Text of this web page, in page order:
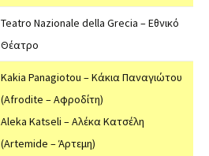
Teatro Nazionale della Grecia – Εθνικό
Θέατρο
Kakia Panagiotou – Κάκια Παναγιώτου
(Afrodite – Αφροδίτη)
Aleka Katseli – Αλέκα Κατσέλη
(Artemide – Άρτεμη)